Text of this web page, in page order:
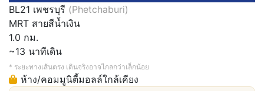
BL21 เพชรบุรี (Phetchaburi)
MRT สายสีน้ำเงิน
1.0 กม.
~13 นาทีเดิน
* ระยะทางเส้นตรง เดินจริงอาจไกลกว่าเล็กน้อย
ห้าง/คอมมูนิตี้มอลล์ใกล้เคียง